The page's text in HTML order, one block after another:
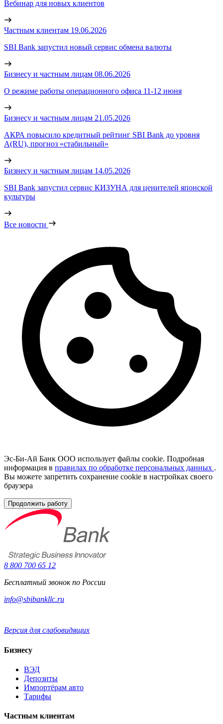
Вебинар для новых клиентов
Частным клиентам 19.06.2026
SBI Bank запустил новый сервис обмена валюты
Бизнесу и частным лицам 08.06.2026
О режиме работы операционного офиса 11-12 июня
Бизнесу и частным лицам 21.05.2026
АКРА повысило кредитный рейтинг SBI Bank до уровня
А(RU), прогноз «стабильный»
Бизнесу и частным лицам 14.05.2026
SBI Bank запустил сервис КИЗУНА для ценителей японской
культуры
Все новости
Эс-Би-Ай Банк ООО использует файлы cookie. Подробная
информация в правилах по обработке персональных данных .
Вы можете запретить сохранение cookie в настройках своего
браузера
Продолжить работу
8 800 700 65 12
Бесплатный звонок по России
info@sbibankllc.ru
Версия для слабовидящих
Бизнесу
ВЭД
Депозиты
Импортёрам авто
Тарифы
Частным клиентам